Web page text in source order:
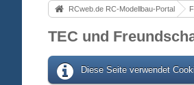
RCweb.de RC-Modellbau-Portal
TEC und
Diese Seite verwendet